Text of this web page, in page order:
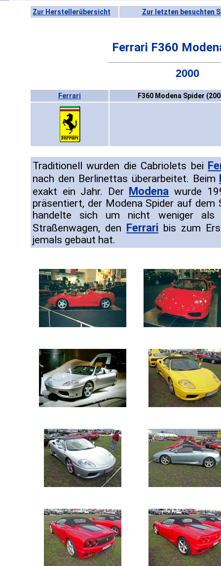
Zur Herstellerübersicht Zur letzten besuchten
Ferrari F360
2000
Ferrari F360 Modena Spider
Traditionell wurden die Cabriolets bei
nach den Berlinettas überarbeitet. Beim
exakt ein Jahr. Der Modena wurde
präsentiert, der Modena Spider auf dem
handelte sich um nicht weniger als
Straßenwagen, den Ferrari bis zum
jemals gebaut hat.